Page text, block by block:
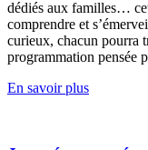
dédiés aux familles…
comprendre et
curieux, chacun pourra
programmation pensée
En savoir plus